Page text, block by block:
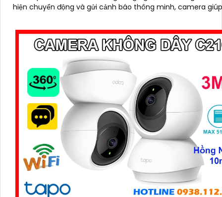
hiện chuyển động và gửi cảnh báo thông minh, camera